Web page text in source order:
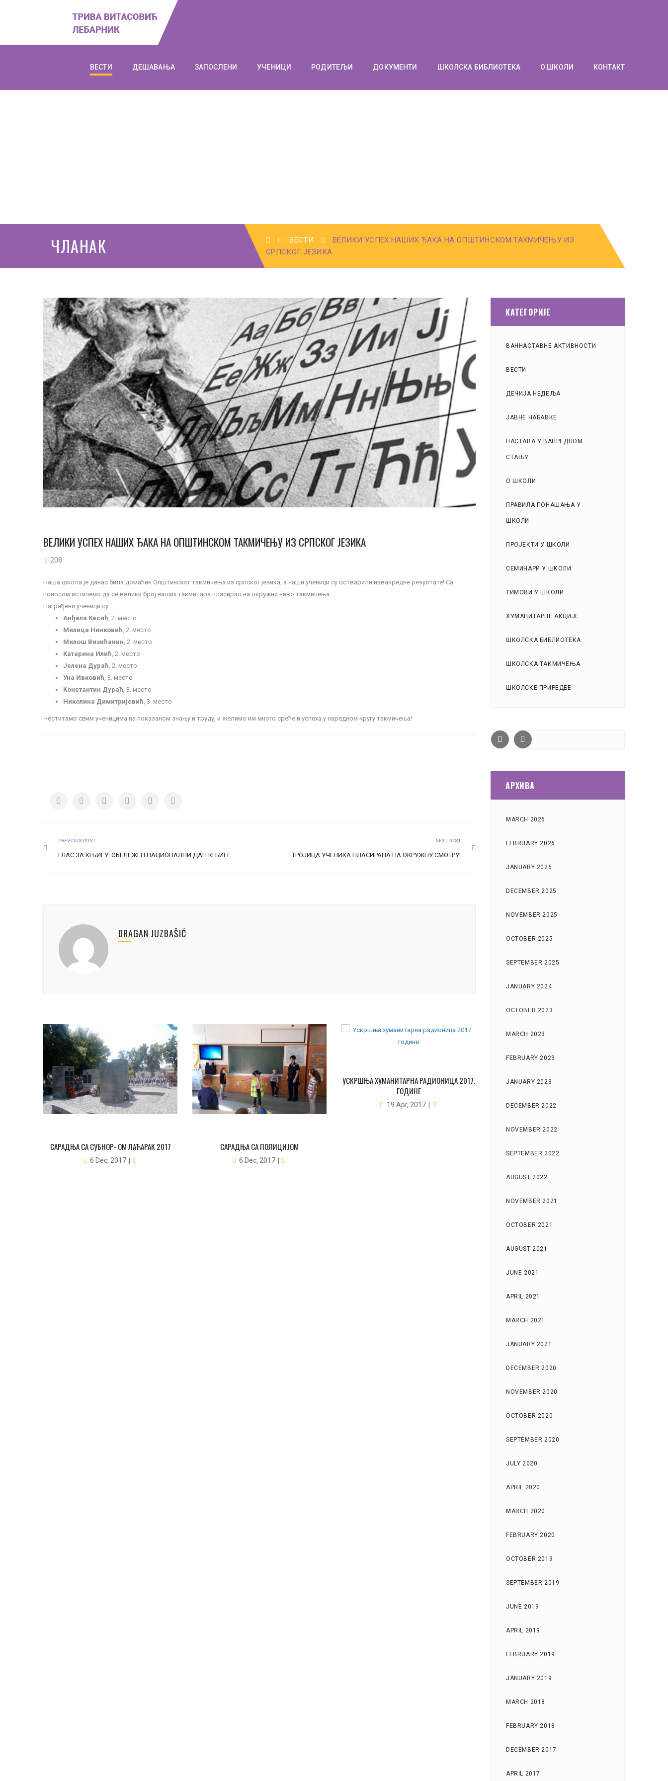
ВЕСТИ ДЕШАВАЊА ЗАПОСЛЕНИ УЧЕНИЦИ РОДИТЕЉИ ДОКУМЕНТИ ШКОЛСКА БИБЛИОТЕКА О ШКОЛИ КОНТАКТ
ЧЛАНАК ВЕСТИ
ВЕЛИКИ УСПЕХ НАШИХ ЂАКА НА ОПШТИНСКОМ ТАКМИЧЕЊУ ИЗ
СРПСКОГ ЈЕЗИКА
ВЕЛИКИ УСПЕХ НАШИХ ЂАКА НА ОПШТИНСКОМ ТАКМИЧЕЊУ ИЗ СРПСКОГ ЈЕЗИКА
208
Наша школа је данас била домаћин Општинског такмичења из српског језика, а наши ученици су остварили изванредне резултате! Са
поносом истичемо да се велики број наших такмичара пласирао на окружни ниво такмичења.
Награђени ученици су:
Анђела Кесић, 2. место
Милица Нинковић, 2. место
Милош Визићанин, 2. место
Катарина Илић, 2. место
Јелена Дураћ, 2. место
Уна Ивковић, 3. место
Константин Дураћ, 3. место
Николина Димитријевић, 3. место
Честитамо свим ученицима на показаном знању и труду, и желимо им много среће и успеха у наредном кругу такмичења!
PREVIOUS POST
ГЛАС ЗА КЊИГУ: ОБЕЛЕЖЕН НАЦИОНАЛНИ ДАН КЊИГЕ
NEXT POST
ТРОЈИЦА УЧЕНИКА ПЛАСИРАНА НА ОКРУЖНУ СМОТРУ!
DRAGAN JUZBAŠIĆ
САРАДЊА СА СУБНОР- ОМ ЛАЋАРАК 2017
6 Dec, 2017
САРАДЊА СА ПОЛИЦИЈОМ
6 Dec, 2017
УСКРШЊА ХУМАНИТАРНА РАДИОНИЦА 2017.
ГОДИНЕ
19 Apr, 2017
КАТЕГОРИЈЕ
ВАННАСТАВНЕ АКТИВНОСТИ
ВЕСТИ
ДЕЧИЈА НЕДЕЉА
ЈАВНЕ НАБАВКЕ
НАСТАВА У ВАНРЕДНОМ
СТАЊУ
О ШКОЛИ
ПРАВИЛА ПОНАШАЊА У
ШКОЛИ
ПРОЈЕКТИ У ШКОЛИ
СЕМИНАРИ У ШКОЛИ
ТИМОВИ У ШКОЛИ
ХУМАНИТАРНЕ АКЦИЈЕ
ШКОЛСКА БИБЛИОТЕКА
ШКОЛСКА ТАКМИЧЕЊА
ШКОЛСКЕ ПРИРЕДБЕ
АРХИВА
MARCH 2026
FEBRUARY 2026
JANUARY 2026
DECEMBER 2025
NOVEMBER 2025
OCTOBER 2025
SEPTEMBER 2025
JANUARY 2024
OCTOBER 2023
MARCH 2023
FEBRUARY 2023
JANUARY 2023
DECEMBER 2022
NOVEMBER 2022
SEPTEMBER 2022
AUGUST 2022
NOVEMBER 2021
OCTOBER 2021
AUGUST 2021
JUNE 2021
APRIL 2021
MARCH 2021
JANUARY 2021
DECEMBER 2020
NOVEMBER 2020
OCTOBER 2020
SEPTEMBER 2020
JULY 2020
APRIL 2020
MARCH 2020
FEBRUARY 2020
OCTOBER 2019
SEPTEMBER 2019
JUNE 2019
APRIL 2019
FEBRUARY 2019
JANUARY 2019
MARCH 2018
FEBRUARY 2018
DECEMBER 2017
APRIL 2017